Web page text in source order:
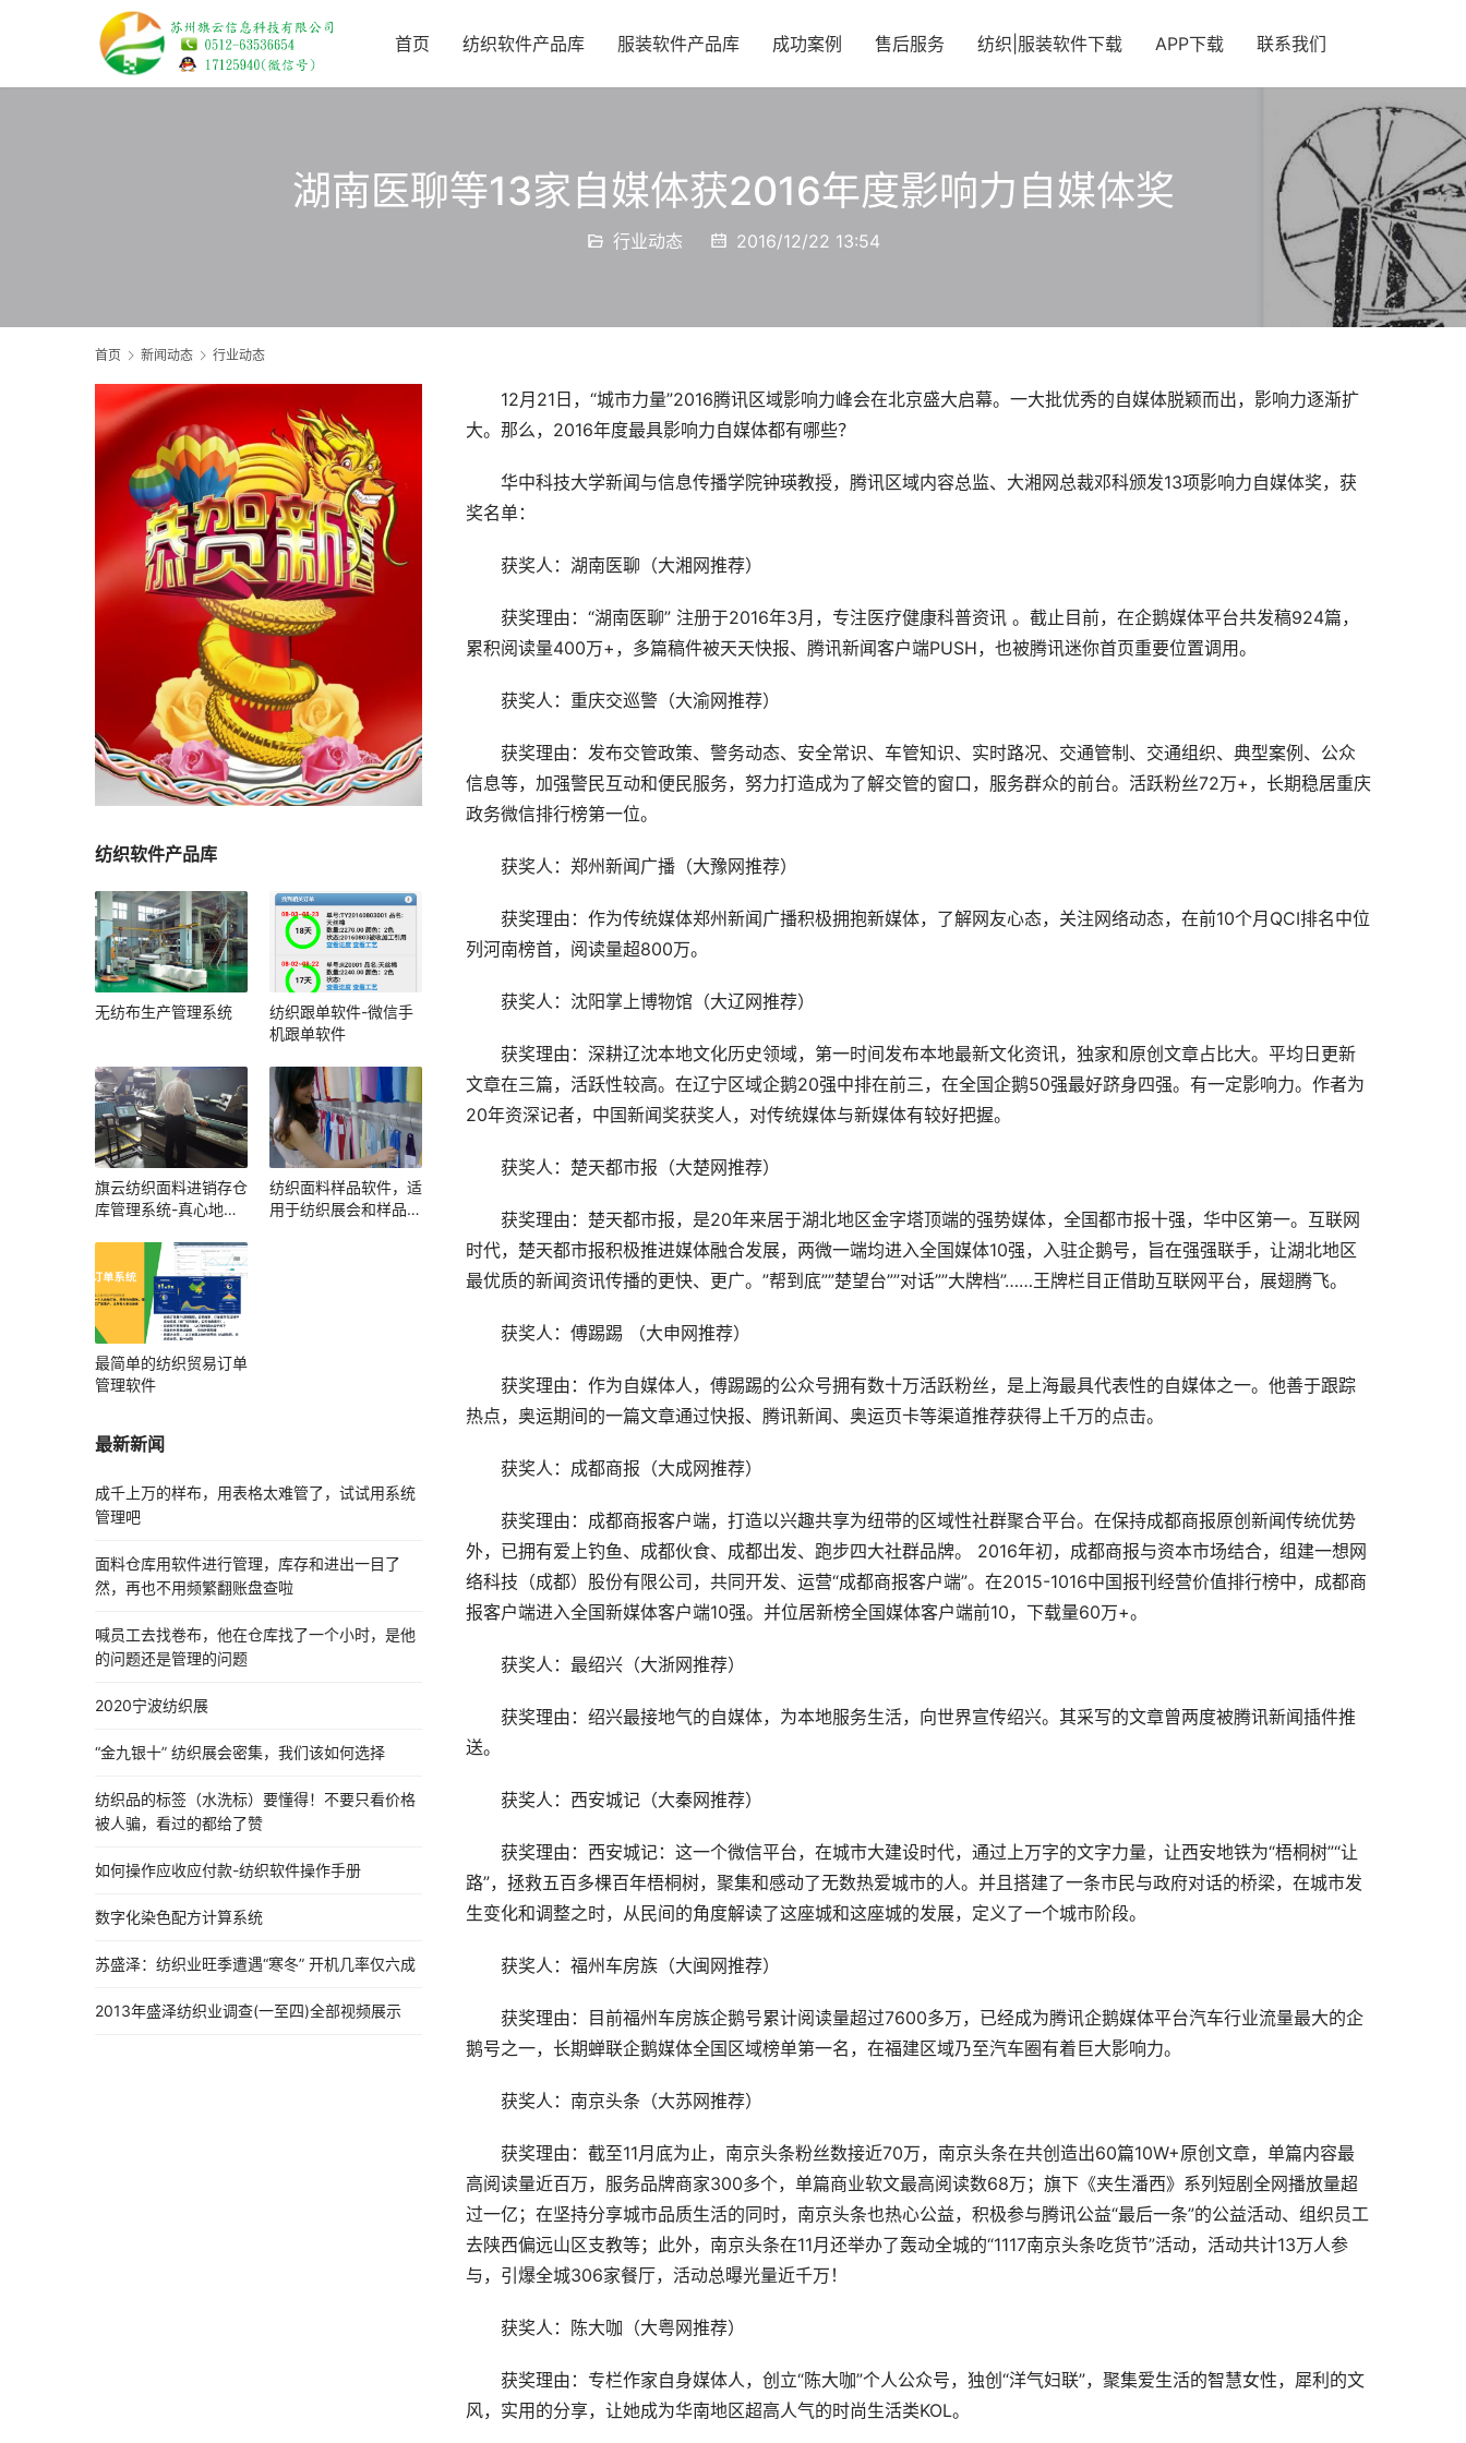
首页 纺织软件产品库 服装软件产品库 成功案例 售后服务 纺织|服装软件下载 APP下载 联系我们
湖南医聊等13家自媒体获2016年度影响力自媒体奖
行业动态 2016/12/22 13:54
首页 新闻动态 行业动态
12月21日，“城市力量”2016腾讯区域影响力峰会在北京盛大启幕。一大批优秀的自媒体脱颖而出，影响力逐渐扩
大。那么，2016年度最具影响力自媒体都有哪些？
华中科技大学新闻与信息传播学院钟瑛教授，腾讯区域内容总监、大湘网总裁邓科颁发13项影响力自媒体奖，获
奖名单：
获奖人：湖南医聊（大湘网推荐）
获奖理由：“湖南医聊” 注册于2016年3月，专注医疗健康科普资讯 。截止目前，在企鹅媒体平台共发稿924篇，
累积阅读量400万+，多篇稿件被天天快报、腾讯新闻客户端PUSH，也被腾讯迷你首页重要位置调用。
获奖人：重庆交巡警（大渝网推荐）
获奖理由：发布交管政策、警务动态、安全常识、车管知识、实时路况、交通管制、交通组织、典型案例、公众
信息等，加强警民互动和便民服务，努力打造成为了解交管的窗口，服务群众的前台。活跃粉丝72万+，长期稳居重庆
政务微信排行榜第一位。
获奖人：郑州新闻广播（大豫网推荐）
获奖理由：作为传统媒体郑州新闻广播积极拥抱新媒体，了解网友心态，关注网络动态，在前10个月QCI排名中位
列河南榜首，阅读量超800万。
获奖人：沈阳掌上博物馆（大辽网推荐）
获奖理由：深耕辽沈本地文化历史领域，第一时间发布本地最新文化资讯，独家和原创文章占比大。平均日更新
文章在三篇，活跃性较高。在辽宁区域企鹅20强中排在前三，在全国企鹅50强最好跻身四强。有一定影响力。作者为
20年资深记者，中国新闻奖获奖人，对传统媒体与新媒体有较好把握。
获奖人：楚天都市报（大楚网推荐）
获奖理由：楚天都市报，是20年来居于湖北地区金字塔顶端的强势媒体，全国都市报十强，华中区第一。互联网
时代，楚天都市报积极推进媒体融合发展，两微一端均进入全国媒体10强，入驻企鹅号，旨在强强联手，让湖北地区
最优质的新闻资讯传播的更快、更广。”帮到底””楚望台””对话””大牌档”……王牌栏目正借助互联网平台，展翅腾飞。
获奖人：傅踢踢 （大申网推荐）
获奖理由：作为自媒体人，傅踢踢的公众号拥有数十万活跃粉丝，是上海最具代表性的自媒体之一。他善于跟踪
热点，奥运期间的一篇文章通过快报、腾讯新闻、奥运页卡等渠道推荐获得上千万的点击。
获奖人：成都商报（大成网推荐）
获奖理由：成都商报客户端，打造以兴趣共享为纽带的区域性社群聚合平台。在保持成都商报原创新闻传统优势
外，已拥有爱上钓鱼、成都伙食、成都出发、跑步四大社群品牌。 2016年初，成都商报与资本市场结合，组建一想网
络科技（成都）股份有限公司，共同开发、运营“成都商报客户端”。在2015-1016中国报刊经营价值排行榜中，成都商
报客户端进入全国新媒体客户端10强。并位居新榜全国媒体客户端前10，下载量60万+。
获奖人：最绍兴（大浙网推荐）
获奖理由：绍兴最接地气的自媒体，为本地服务生活，向世界宣传绍兴。其采写的文章曾两度被腾讯新闻插件推
送。
获奖人：西安城记（大秦网推荐）
获奖理由：西安城记：这一个微信平台，在城市大建设时代，通过上万字的文字力量，让西安地铁为“梧桐树”“让
路”，拯救五百多棵百年梧桐树，聚集和感动了无数热爱城市的人。并且搭建了一条市民与政府对话的桥梁，在城市发
生变化和调整之时，从民间的角度解读了这座城和这座城的发展，定义了一个城市阶段。
获奖人：福州车房族（大闽网推荐）
获奖理由：目前福州车房族企鹅号累计阅读量超过7600多万，已经成为腾讯企鹅媒体平台汽车行业流量最大的企
鹅号之一，长期蝉联企鹅媒体全国区域榜单第一名，在福建区域乃至汽车圈有着巨大影响力。
获奖人：南京头条（大苏网推荐）
获奖理由：截至11月底为止，南京头条粉丝数接近70万，南京头条在共创造出60篇10W+原创文章，单篇内容最
高阅读量近百万，服务品牌商家300多个，单篇商业软文最高阅读数68万；旗下《夹生潘西》系列短剧全网播放量超
过一亿；在坚持分享城市品质生活的同时，南京头条也热心公益，积极参与腾讯公益“最后一条”的公益活动、组织员工
去陕西偏远山区支教等；此外，南京头条在11月还举办了轰动全城的“1117南京头条吃货节”活动，活动共计13万人参
与，引爆全城306家餐厅，活动总曝光量近千万！
获奖人：陈大咖（大粤网推荐）
获奖理由：专栏作家自身媒体人，创立“陈大咖”个人公众号，独创“洋气妇联”，聚集爱生活的智慧女性，犀利的文
风，实用的分享，让她成为华南地区超高人气的时尚生活类KOL。
纺织软件产品库
无纺布生产管理系统
纺织跟单软件-微信手
机跟单软件
旗云纺织面料进销存仓
库管理系统-真心地管
纺织面料样品软件，适
用于纺织展会和样品展
最简单的纺织贸易订单
管理软件
最新新闻
成千上万的样布，用表格太难管了，试试用系统
管理吧
面料仓库用软件进行管理，库存和进出一目了
然，再也不用频繁翻账盘查啦
喊员工去找卷布，他在仓库找了一个小时，是他
的问题还是管理的问题
2020宁波纺织展
“金九银十” 纺织展会密集，我们该如何选择
纺织品的标签（水洗标）要懂得！不要只看价格
被人骗，看过的都给了赞
如何操作应收应付款-纺织软件操作手册
数字化染色配方计算系统
苏盛泽：纺织业旺季遭遇“寒冬” 开机几率仅六成
2013年盛泽纺织业调查(一至四)全部视频展示